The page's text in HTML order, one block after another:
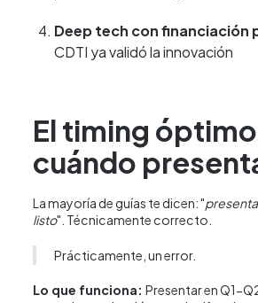
Deep tech con financiación
CDTI ya validó la innovación
El timing
cuándo
La mayoría de guías te dicen: "
listo". Técnicamente correcto.
Prácticamente, un error.
Lo que funciona: Presentar en Q1-